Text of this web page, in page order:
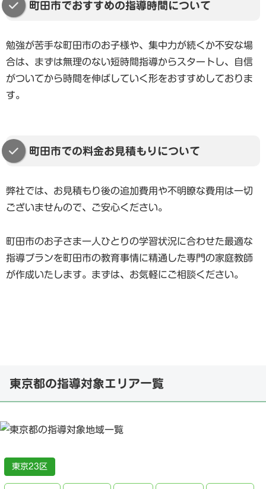
町田市でおすすめの指導時間について
勉強が苦手な町田市のお子様や、集中力が続くか不安な場
合は、まずは無理のない短時間指導からスタートし、自信
がついてから時間を伸ばしていく形をおすすめしておりま
す。
町田市での料金お見積もりについて
弊社では、お見積もり後の追加費用や不明瞭な費用は一切
ございませんので、ご安心ください。
町田市のお子さま一人ひとりの学習状況に合わせた最適な
指導プランを町田市の教育事情に精通した専門の家庭教師
が作成いたします。まずは、お気軽にご相談ください。
東京都の指導対象エリア一覧
東京23区